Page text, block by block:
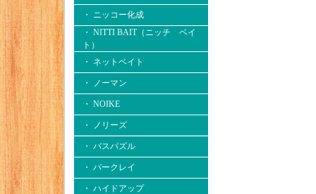
・ ニッコー化成
・ NITTI BAIT（ニッチ ベイ
ト）
・ ネットベイト
・ ノーマン
・ NOIKE
・ ノリーズ
・ バスパズル
・ バークレイ
・ ハイドアップ